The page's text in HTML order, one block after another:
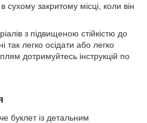
сухому закритому місці, коли він
з підвищеною стійкістю до
легко осідати або легко
дотримуйтесь інструкцій по
буклет із детальним